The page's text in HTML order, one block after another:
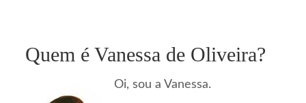
Quem é Vanessa de Oliveira?
Oi, sou a Vanessa.